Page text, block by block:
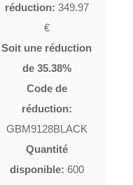
réduction: 349.97
€
Soit une réduction
de 35.38%
Code de
réduction:
GBM9128BLACK
Quantité
disponible: 600